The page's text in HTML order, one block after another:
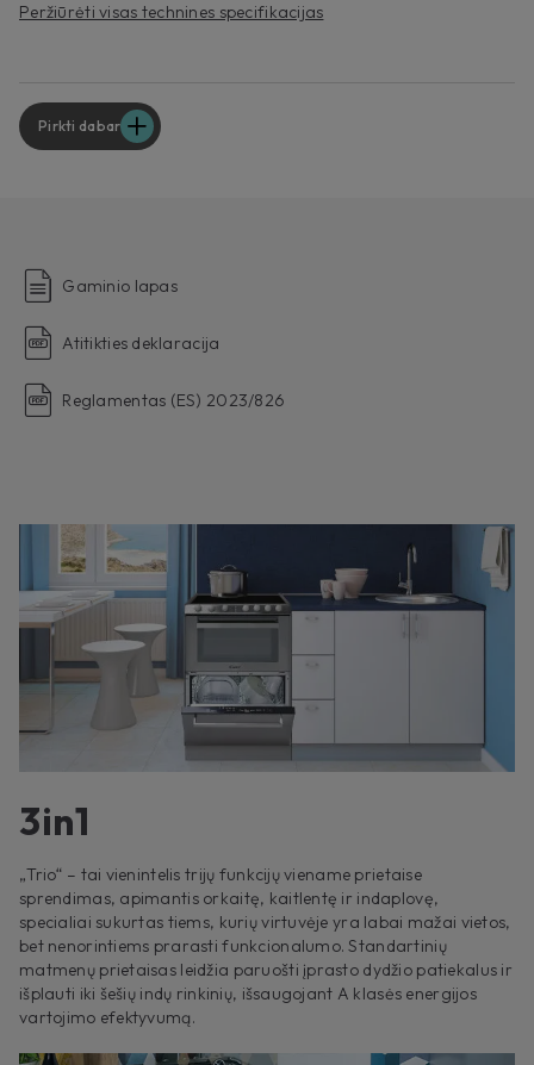
Peržiūrėti visas technines specifikacijas
Pirkti dabar
Gaminio lapas
Atitikties deklaracija
Reglamentas (ES) 2023/826
3in1
„Trio“ – tai vienintelis trijų funkcijų viename prietaise
sprendimas, apimantis orkaitę, kaitlentę ir indaplovę,
specialiai sukurtas tiems, kurių virtuvėje yra labai mažai vietos,
bet nenorintiems prarasti funkcionalumo. Standartinių
matmenų prietaisas leidžia paruošti įprasto dydžio patiekalus ir
išplauti iki šešių indų rinkinių, išsaugojant A klasės energijos
vartojimo efektyvumą.